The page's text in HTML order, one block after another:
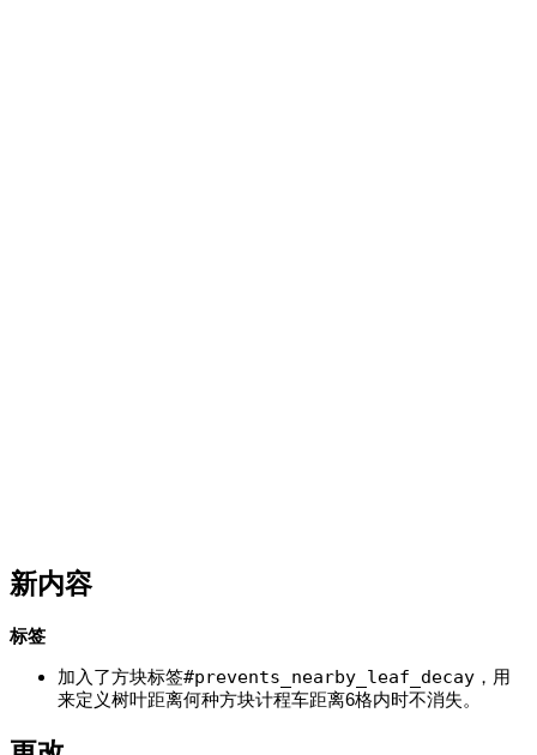
新内容
标签
加入了方块标签#prevents_nearby_leaf_decay ，用
来定义树叶距离何种方块计程车距离6格内时不消失。